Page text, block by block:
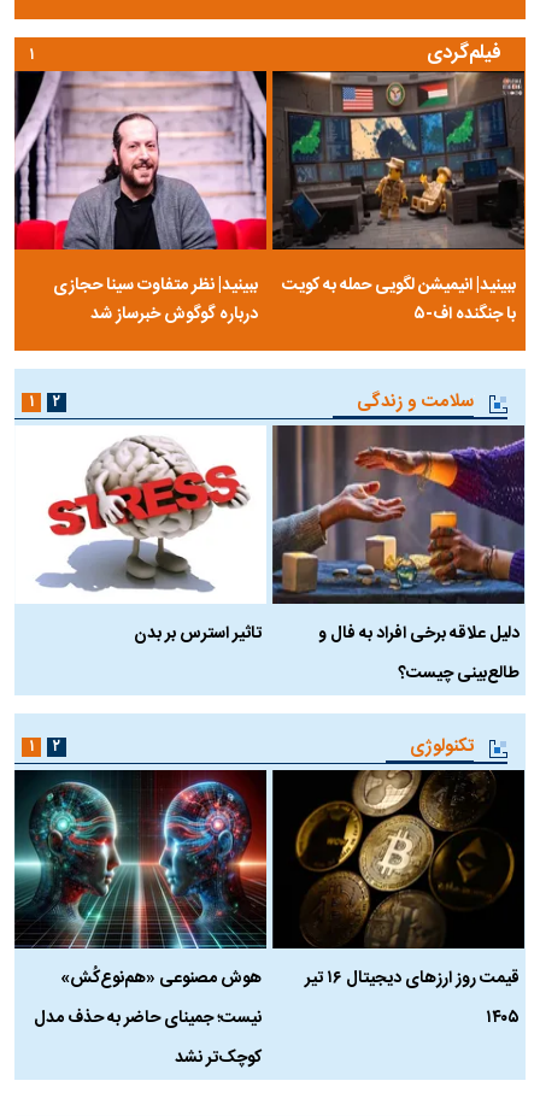
فیلم‌گردی
ببینید| انیمیشن لگویی حمله به کویت
با جنگنده اف-۵
ببینید| نظر متفاوت سینا حجازی
درباره گوگوش خبرساز شد
۱
سلامت و زندگی
دلیل علاقه برخی افراد به فال و
طالع‌بینی چیست؟
تاثیر استرس بر بدن
۱ ۲
تکنولوژی
قیمت روز ارز‌های دیجیتال ۱۶ تیر
۱۴۰۵
هوش مصنوعی «هم‌نوع‌کُش»
نیست؛ جمینای حاضر به حذف مدل
کوچک‌تر نشد
۱ ۲